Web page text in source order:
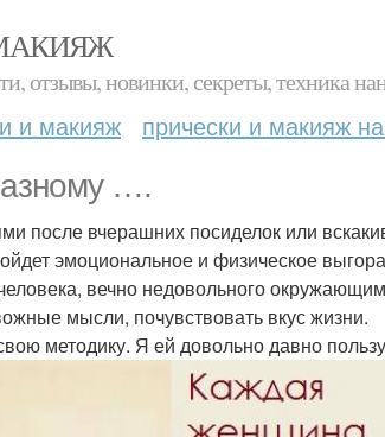
отзывы, новинки, секреты, техника
и макияж прически и макияж
….
после вчерашних посиделок или
эмоциональное и физическое
вечно недовольного
мысли, почувствовать вкус жизни.
методику. Я ей довольно давно